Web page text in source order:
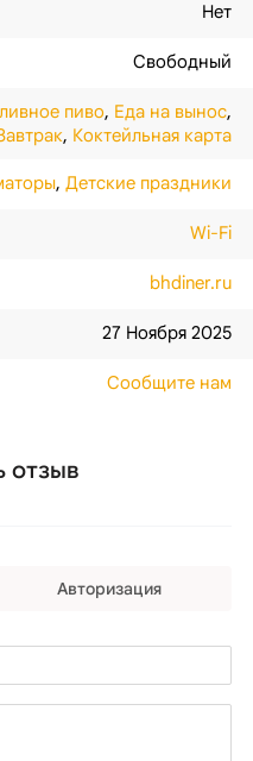
Нет
Свободный
пиво, Еда на вынос,
, Коктейльная карта
,Детские праздники
Wi-Fi
bhdiner.ru
27 Ноября 2025
Сообщите нам
отзыв
Авторизация